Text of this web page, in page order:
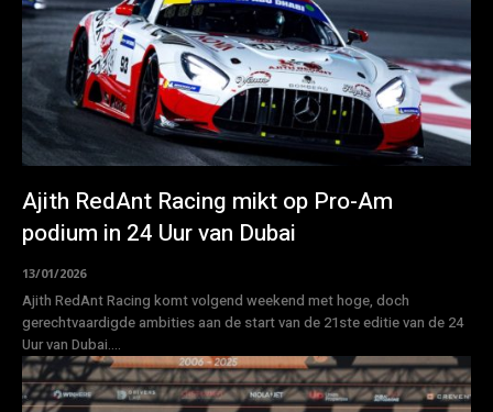
Ajith RedAnt Racing mikt op Pro-Am
podium in 24 Uur van Dubai
13/01/2026
Ajith RedAnt Racing komt volgend weekend met hoge, doch
gerechtvaardigde ambities aan de start van de 21ste editie van de 24
Uur van Dubai....